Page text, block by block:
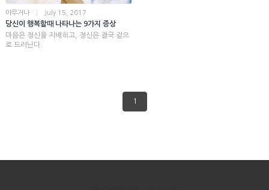
아무거나 July 15, 2017
당신이 행복할때 나타나는 9가지 증상
마음은 정신을 지배하고, 정신은 결국 겉으
로 드러난다.
1